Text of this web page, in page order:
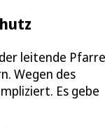
leitende
Wegen des
Es gebe